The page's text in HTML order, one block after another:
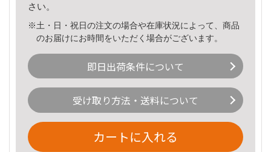
さい。
※土・日・祝日の注文の場合や在庫状況によって、商品
のお届けにお時間をいただく場合がございます。
即日出荷条件について
受け取り方法・送料について
カートに入れる